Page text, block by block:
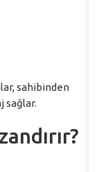
sahibinden
sağlar.